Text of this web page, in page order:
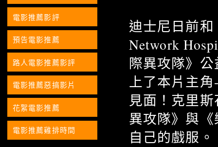
迪士尼日前
Network
際異攻隊》
上了本片主
見面！克里
異攻隊》與
自己的戲服。
電影推薦影評
預告電影推薦
路人電影推薦影評
電影推薦惡搞影片
花絮電影推薦
電影推薦雞排時間